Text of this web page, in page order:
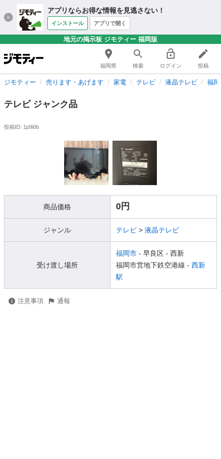
アプリならお得な情報を見逃さない！
インストール アプリで開く
地元の掲示板 ジモティー 福岡版
福岡県 検索 ログイン 投稿
ジモティー 売ります・あげます 家電 テレビ 液晶テレビ 福
テレビ ジャンク品
投稿ID: 1p9i0b
商品価格 0円
ジャンル テレビ > 液晶テレビ
受け渡し場所
福岡市 - 早良区 - 西新
福岡市営地下鉄空港線 - 西新
駅
注意事項 通報